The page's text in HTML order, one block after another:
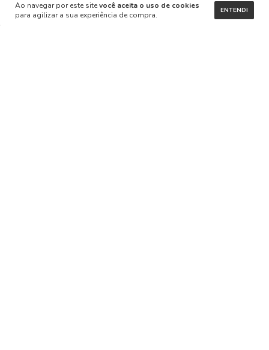
Ao navegar por este sitevocê aceita o uso de cookies
para agilizar a sua experiência de compra.
ENTENDI
Troca / Devolução